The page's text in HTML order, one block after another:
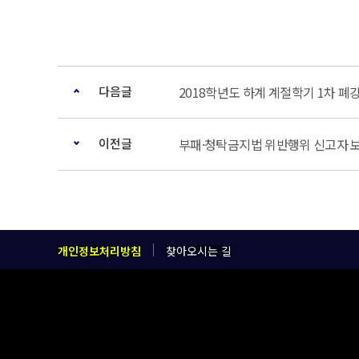
다음글 2018학년도 하계 계절학기 1차 폐
이전글 부패·청탁금지법 위반행위 신고자
개인정보처리방침 찾아오시는 길